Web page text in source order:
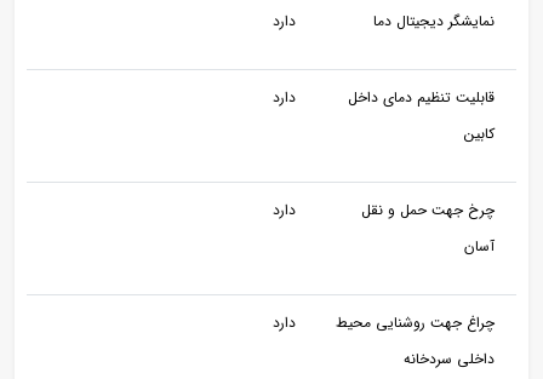
نمایشگر دیجیتال دما دارد
قابلیت تنظیم دمای داخل
کابین
دارد
چرخ جهت حمل و نقل
آسان
دارد
چراغ جهت روشنایی محیط
داخلی سردخانه
دارد